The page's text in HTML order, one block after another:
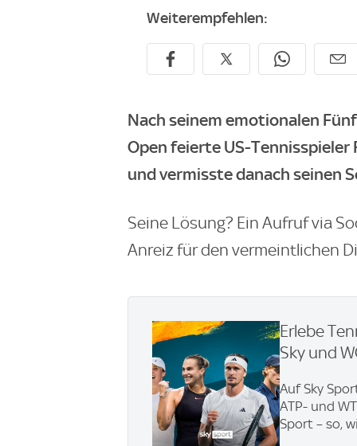
Weiterempfehlen:
Nach seinem emotionalen
Open feierte US-Tennisspieler
und vermisste danach seinen
Seine Lösung? Ein Aufruf via
Anreiz für den vermeintlichen
Erlebe
Sky und
Auf Sky
ATP- und
Sport – so,